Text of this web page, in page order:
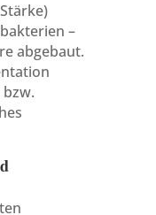
–
abgebaut.